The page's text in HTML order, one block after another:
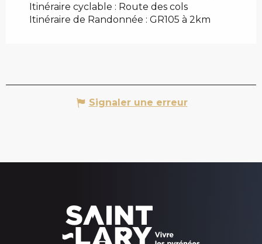
Itinéraire cyclable : Route des cols
Itinéraire de Randonnée : GR105 à 2km
Signaler une erreur